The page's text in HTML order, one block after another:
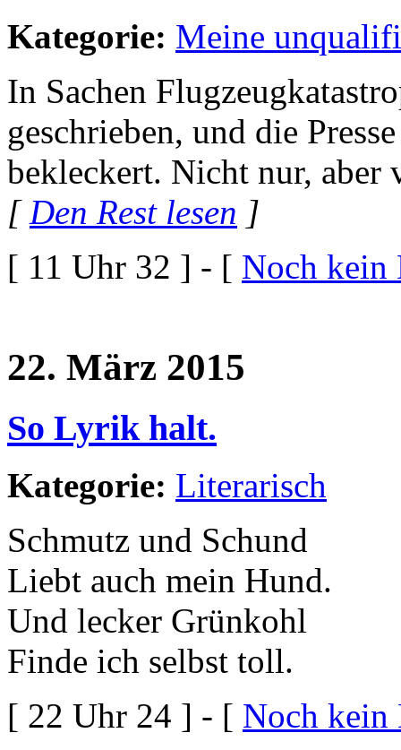
Kategorie: Meine
In Sachen
geschrieben, und die
bekleckert. Nicht nur, aber
[Den Rest lesen ]
[ 11 Uhr 32 ] - [ Noch kein
22. März 2015
So Lyrik halt.
Kategorie: Literarisch
Schmutz und Schund
Liebt auch mein Hund.
Und lecker Grünkohl
Finde ich selbst toll.
[ 22 Uhr 24 ] - [ Noch kein